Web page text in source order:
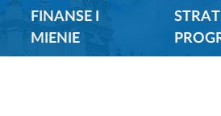
FINANSE I
MIENIE